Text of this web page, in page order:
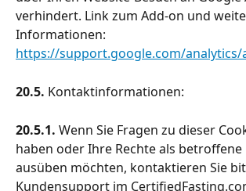
verhindert. Link zum Add-on und
Informationen:
https://support.google.com/analytics/
20.5. Kontaktinformationen:
20.5.1. Wenn Sie Fragen zu dieser
haben oder Ihre Rechte als betroffene
ausüben möchten, kontaktieren Sie
Kundensupport im